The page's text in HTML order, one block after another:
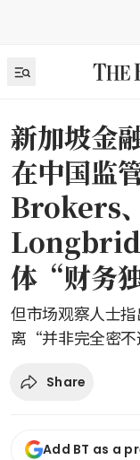
新加坡金
在中国监
Brokers
体“财务
但市场观察人士
离“并非完全密不
Share
Add BT as a